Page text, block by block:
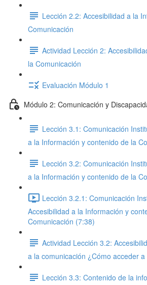
Lección 2.2: Accesibilidad a la
Comunicación
Actividad Lección 2:
la Comunicación
Evaluación Módulo 1
Módulo 2: Comunicación y
Lección 3.1: Comunicación
a la Información y contenido de la
Lección 3.2: Comunicación
a la Información y contenido de la
Lección 3.2.1: Comunicación
Accesibilidad a la Información y
Comunicación (7:38)
Actividad Lección 3.2:
a la comunicación ¿Cómo acceder
Lección 3.3: Contenido de la